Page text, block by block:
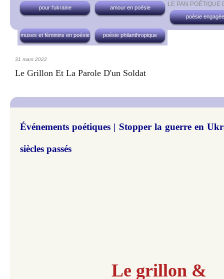
LE PAN
pour l'ukraine
amour en poésie
poésie engagée
muses et féminins en poésie poésie philanthropique
31 mars 2022
Le Grillon Et La Parole D'un Soldat
Événements poétiques | Stopper la guerre en
siècles passés
Le grillon &